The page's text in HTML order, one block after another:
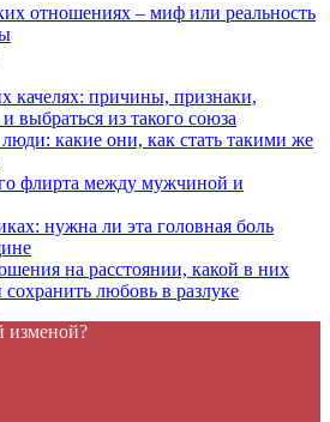
отношениях – миф или реальность
качелях: причины, признаки,
выбраться из такого союза
какие они, как стать такими же
флирта между мужчиной и
нужна ли эта головная боль
на расстоянии, какой в них
любовь в разлуке
изменой?